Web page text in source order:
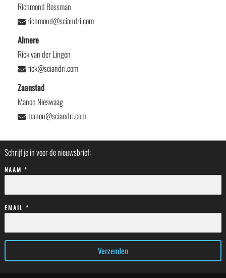
Richmond Bossman
richmond@sciandri.com
Almere
Rick van der Lingen
rick@sciandri.com
Zaanstad
Manon Nieswaag
manon@sciandri.com
Schrijf je in voor de nieuwsbrief:
NAAM *
EMAIL *